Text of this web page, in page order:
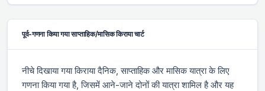
पूर्व-गणना किया गया साप्ताहिक/मासिक किराया चार्ट
नीचे दिखाया गया किराया दैनिक, साप्ताहिक और मासिक यात्रा के लिए
गणना किया गया है, जिसमें आने-जाने दोनों की यात्रा शामिल है और यह